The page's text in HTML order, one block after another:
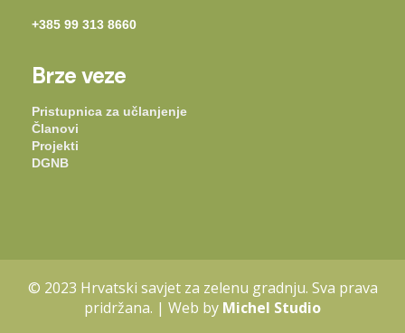
+385 99 313 8660
Brze veze
Pristupnica za učlanjenje
Članovi
Projekti
DGNB
© 2023 Hrvatski savjet za zelenu gradnju. Sva prava
pridržana. | Web by Michel Studio